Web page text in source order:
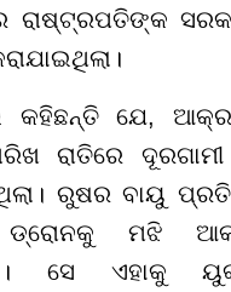
ରାଷ୍ଟ୍ରପତିଙ୍କ
କହିଛନ୍ତି ଯେ,
ରାତିରେ
ରୁଷର ବାୟୁ
ମଝି
ସେ ଏହାକୁ